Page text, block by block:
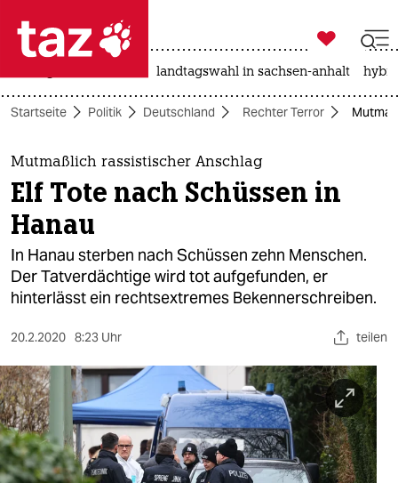
 taz zahl ich
taz zahl ich
themen
politik
öko
gesellschaft
sport
berlin
nord

taz zahl ich
landtagswahl in sachsen-anhalt
Startseite Politik Deutschland Rechter Terror
Mutmaßlich rassistischer Anschlag
Elf Tote nach Schüssen in
Hanau
In Hanau sterben nach Schüssen zehn Menschen.
Der Tatverdächtige wird tot aufgefunden, er
hinterlässt ein rechtsextremes Bekennerschreiben.
20.2.2020 8:23 Uhr teilen